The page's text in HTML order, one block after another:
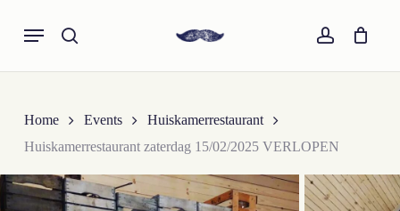
search account
Menu
Cart
Close
Home Events
Huiskamerrestaurant
Huiskamerrestaurant zaterdag 15/02/2025 VERLOPEN